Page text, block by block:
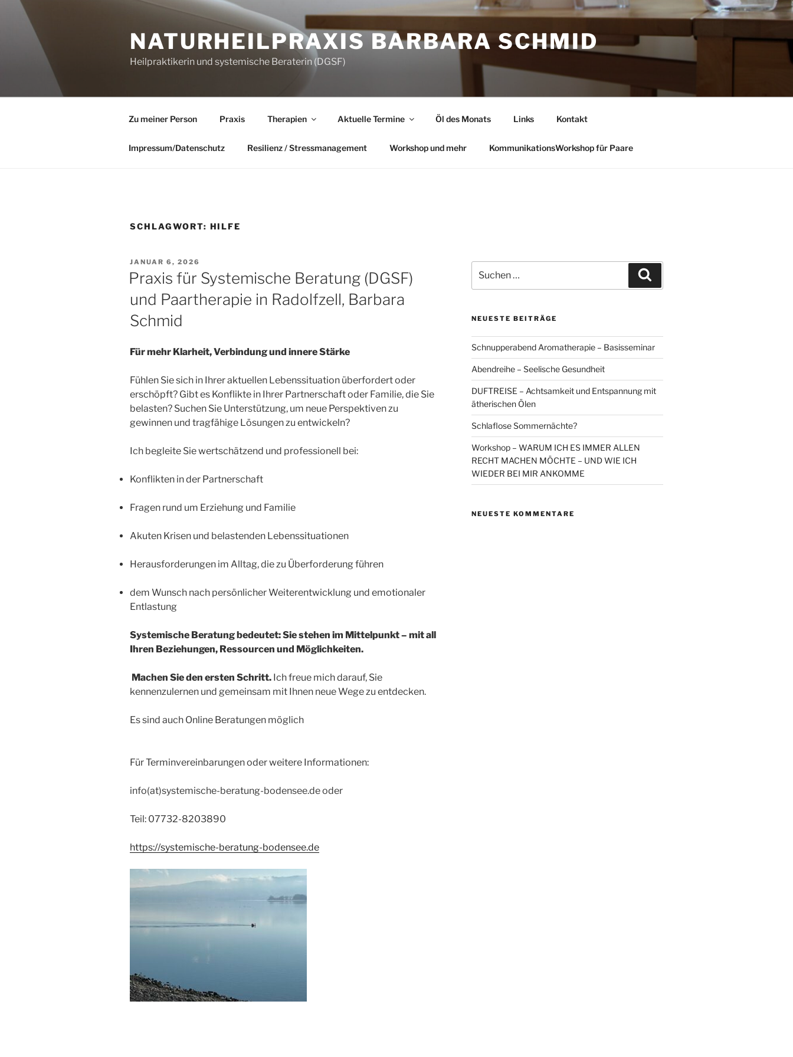
springen
NATURHEILPRAXIS BARBARA SCHMID
Heilpraktikerin und systemische Beraterin (DGSF)
Zu meiner Person Praxis Therapien Aktuelle Termine Öl des Monats Links Kontakt
Impressum/Datenschutz Resilienz / Stressmanagement Workshop und mehr KommunikationsWorkshop für Paare
SCHLAGWORT: HILFE
VERÖFFENTLICHT
AM
JANUAR 6, 2026
Praxis für Systemische Beratung (DGSF)
und Paartherapie in Radolfzell, Barbara
Schmid
Für mehr Klarheit, Verbindung und innere Stärke
Fühlen Sie sich in Ihrer aktuellen Lebenssituation überfordert oder
erschöpft? Gibt es Konflikte in Ihrer Partnerschaft oder Familie, die Sie
belasten? Suchen Sie Unterstützung, um neue Perspektiven zu
gewinnen und tragfähige Lösungen zu entwickeln?
Ich begleite Sie wertschätzend und professionell bei:
Konflikten in der Partnerschaft
Fragen rund um Erziehung und Familie
Akuten Krisen und belastenden Lebenssituationen
Herausforderungen im Alltag, die zu Überforderung führen
dem Wunsch nach persönlicher Weiterentwicklung und emotionaler
Entlastung
Systemische Beratung bedeutet: Sie stehen im Mittelpunkt – mit all
Ihren Beziehungen, Ressourcen und Möglichkeiten.
Machen Sie den ersten Schritt. Ich freue mich darauf, Sie
kennenzulernen und gemeinsam mit Ihnen neue Wege zu entdecken.
Es sind auch Online Beratungen möglich
Für Terminvereinbarungen oder weitere Informationen:
info(at)systemische-beratung-bodensee.de oder
Teil: 07732-8203890
https://systemische-beratung-bodensee.de
nach:
NEUESTE BEITRÄGE
Schnupperabend Aromatherapie – Basisseminar
Abendreihe – Seelische Gesundheit
DUFTREISE – Achtsamkeit und Entspannung mit
ätherischen Ölen
Schlaflose Sommernächte?
Workshop – WARUM ICH ES IMMER ALLEN
RECHT MACHEN MÖCHTE – UND WIE ICH
WIEDER BEI MIR ANKOMME
NEUESTE KOMMENTARE